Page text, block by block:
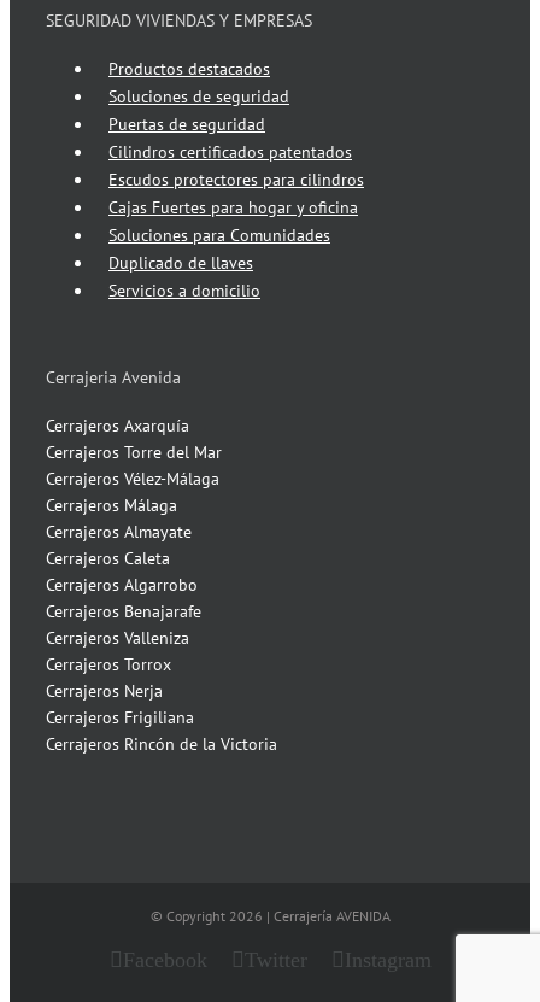
SEGURIDAD VIVIENDAS Y EMPRESAS
Productos destacados
Soluciones de seguridad
Puertas de seguridad
Cilindros certificados patentados
Escudos protectores para cilindros
Cajas Fuertes para hogar y oficina
Soluciones para Comunidades
Duplicado de llaves
Servicios a domicilio
Cerrajeria Avenida
Cerrajeros Axarquía
Cerrajeros Torre del Mar
Cerrajeros Vélez-Málaga
Cerrajeros Málaga
Cerrajeros Almayate
Cerrajeros Caleta
Cerrajeros Algarrobo
Cerrajeros Benajarafe
Cerrajeros Valleniza
Cerrajeros Torrox
Cerrajeros Nerja
Cerrajeros Frigiliana
Cerrajeros Rincón de la Victoria
© Copyright 2026 | Cerrajería AVENIDA
Facebook Twitter Instagram